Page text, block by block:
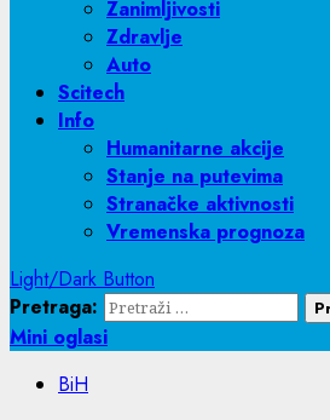
Zanimljivosti
Zdravlje
Auto
Scitech
Info
Humanitarne akcije
Stanje na putevima
Stranačke aktivnosti
Vremenska prognoza
Light/Dark Button
Pretraga:
Mini oglasi
BiH